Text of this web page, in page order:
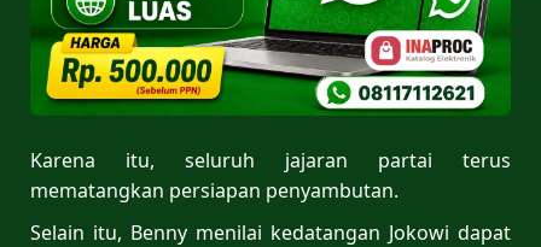
Karena itu, seluruh jajaran partai terus
mematangkan persiapan penyambutan.
Selain itu, Benny menilai kedatangan Jokowi dapat